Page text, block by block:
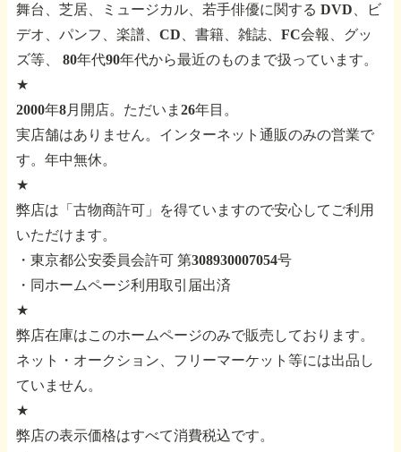
舞台、芝居、ミュージカル、若手俳優に関する DVD、ビ
デオ、パンフ、楽譜、CD、書籍、雑誌、FC会報、グッ
ズ等、
80年代90年代から最近のものまで扱っています。
★
2000年8月開店。ただいま26年目。
実店舗はありません。インターネット通販のみの営業で
す。年中無休。
★
弊店は「古物商許可」を得ていますので安心してご利用
いただけます。
・東京都公安委員会許可 第308930007054号
・同ホームページ利用取引届出済
★
弊店在庫はこのホームページのみで販売しております。
ネット・オークション、フリーマーケット等には出品し
ていません。
★
弊店の表示価格はすべて消費税込です。